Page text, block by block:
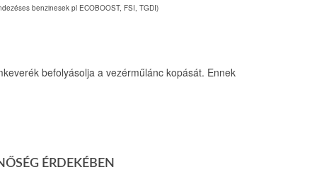
benzinesek pl ECOBOOST, FSI, TGDI)
befolyásolja a vezérműlánc kopását. Ennek
ÉRDEKÉBEN